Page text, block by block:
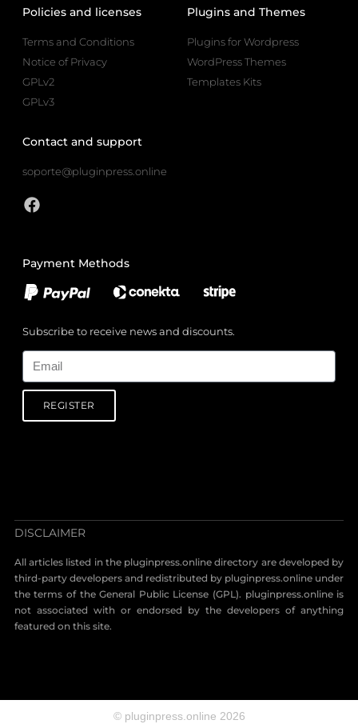
Policies and licenses
Terms and Conditions
Notice of Privacy
GPLv2
GPLv3
Plugins and Themes
Plugins for Wordpress
WordPress Themes
Templates Kits
Contact and support
soporte@pluginpress.online
Payment Methods
Subscribe to receive news and discounts.
REGISTER
DISCLAIMER
All articles listed in the pluginpress.online directory are developed by
third-party developers and redistributed by pluginpress.online under
the terms of the General Public License (GPL). pluginpress.online is
not associated with or endorsed by the developers of anything
featured on this site.
© pluginpress.online 2026